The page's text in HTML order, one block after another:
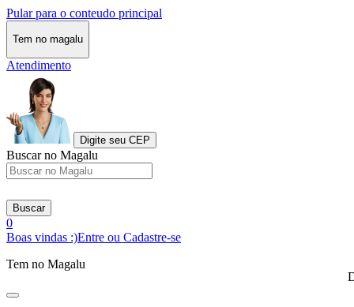
Pular para o conteudo principal
Tem no magalu
Atendimento
Digite seu CEP
Buscar no Magalu
Buscar
0
Boas vindas :)Entre ou Cadastre-se
Tem no Magalu